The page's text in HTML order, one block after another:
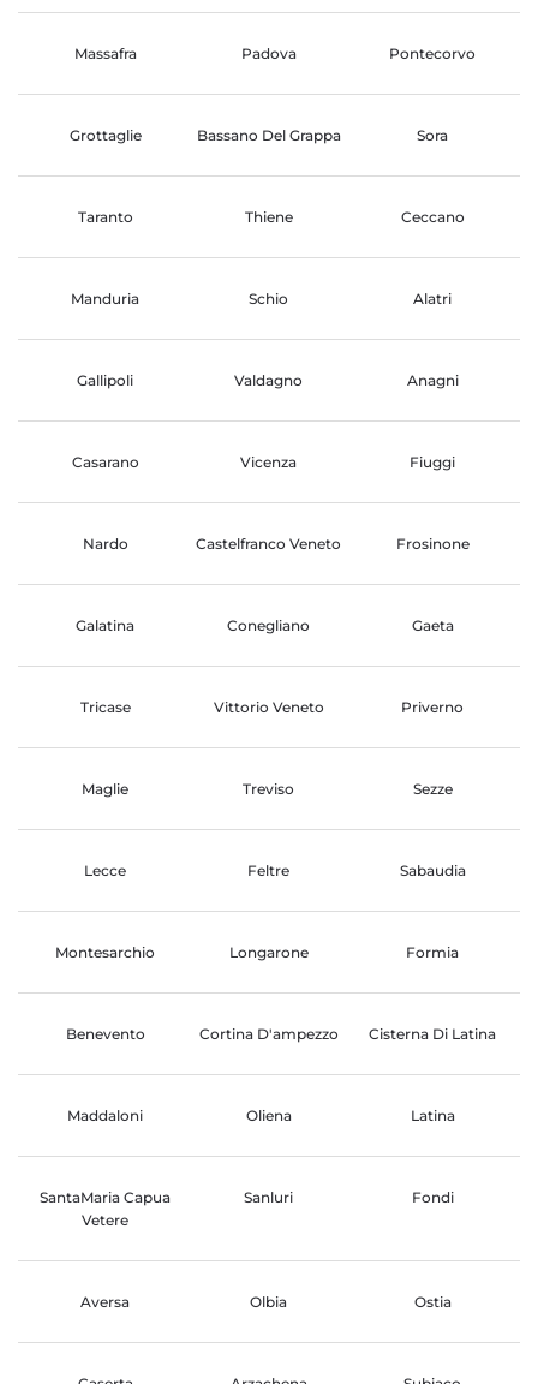
Massafra Padova Pontecorvo
Grottaglie Bassano Del Grappa Sora
Taranto Thiene Ceccano
Manduria Schio Alatri
Gallipoli Valdagno Anagni
Casarano Vicenza Fiuggi
Nardo Castelfranco Veneto Frosinone
Galatina Conegliano Gaeta
Tricase Vittorio Veneto Priverno
Maglie Treviso Sezze
Lecce Feltre Sabaudia
Montesarchio Longarone Formia
Benevento Cortina D'ampezzo Cisterna Di Latina
Maddaloni Oliena Latina
SantaMaria Capua
Vetere
Sanluri Fondi
Aversa Olbia Ostia